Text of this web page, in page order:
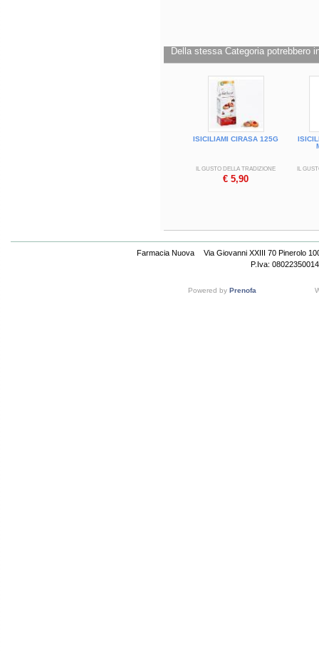
Cod.23205
Della stessa Categoria potrebbero
ISICILIAMI CIRASA 125G
IL GUSTO DELLA TRADIZIONE
€ 5,90
IL
Farmacia Nuova
Via Giovanni XXIII 70 Pinerolo
P.Iva: 08022350014
Powered by Prenofa